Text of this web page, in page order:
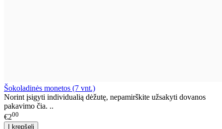
Šokoladinės monetos (7 vnt.)
Norint įsigyti individualią dėžutę, nepamirškite užsakyti dovanos
pakavimo čia. ..
€200